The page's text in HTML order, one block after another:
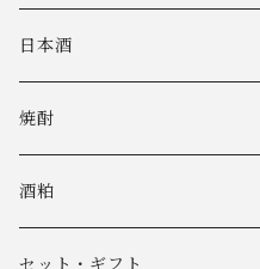
日本酒
焼酎
酒粕
セット・ギフト